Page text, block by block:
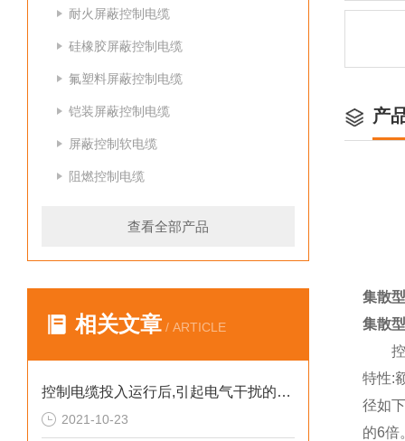
耐火屏蔽控制电缆
硅橡胶屏蔽控制电缆
氟塑料屏蔽控制电缆
铠装屏蔽控制电缆
屏蔽控制软电缆
阻燃控制电缆
查看全部产品
相关文章 / ARTICLE
控制电缆投入运行后,引起电气干扰的主要原因有
2021-10-23
产
集散
集散
控制
特性:
径如
的6倍